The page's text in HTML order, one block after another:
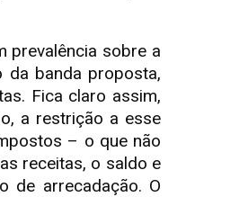
prevalência sobre a
da banda proposta,
Fica claro assim,
a restrição a esse
– o que não
receitas, o saldo e
de arrecadação. O